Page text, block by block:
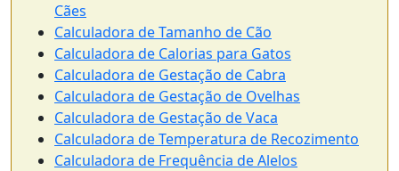
Cães
Calculadora de Tamanho de Cão
Calculadora de Calorias para Gatos
Calculadora de Gestação de Cabra
Calculadora de Gestação de Ovelhas
Calculadora de Gestação de Vaca
Calculadora de Temperatura de Recozimento
Calculadora de Frequência de Alelos